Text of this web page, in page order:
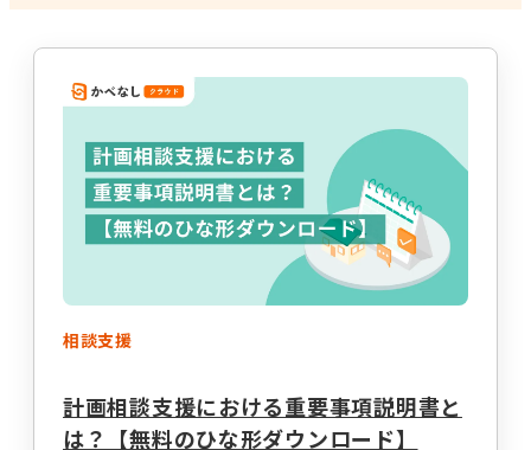
メール交付
その他機能
開業支援サービス
事業計画立案支援
法人設立 指定申請代行
求人広告掲載・人材紹介
総合トップ
相談支援
計画相談支援における重要事項説明書と
は？【無料のひな形ダウンロード】